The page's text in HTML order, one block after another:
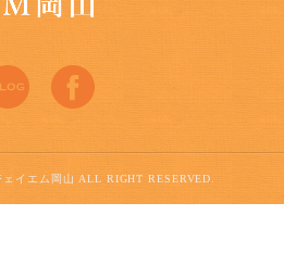
イエム岡山 ALL RIGHT RESERVED.